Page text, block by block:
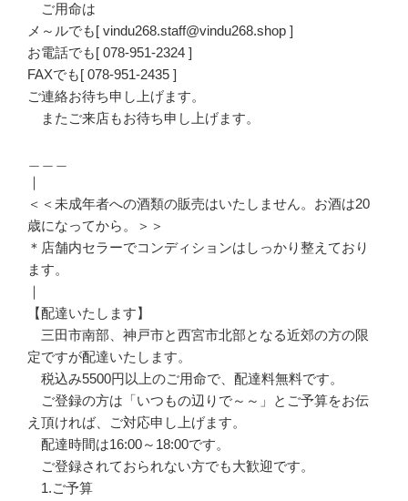
ご用命は
メ～ルでも[ vindu268.staff@vindu268.shop ]
お電話でも[ 078-951-2324 ]
FAXでも[ 078-951-2435 ]
ご連絡お待ち申し上げます。
またご来店もお待ち申し上げます。
｜
＜＜未成年者への酒類の販売はいたしません。お酒は20
歳になってから。＞＞
＊店舗内セラーでコンディションはしっかり整えており
ます。
｜
【配達いたします】
三田市南部、神戸市と西宮市北部となる近郊の方の限
定ですが配達いたします。
税込み5500円以上のご用命で、配達料無料です。
ご登録の方は「いつもの辺りで～～」とご予算をお伝
え頂ければ、ご対応申し上げます。
配達時間は16:00～18:00です。
ご登録されておられない方でも大歓迎です。
1.ご予算